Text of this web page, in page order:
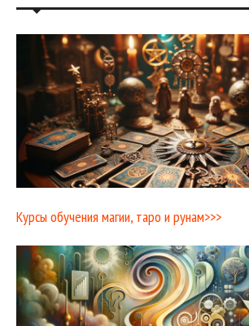
Курсы обучения магии, таро и рунам>>>